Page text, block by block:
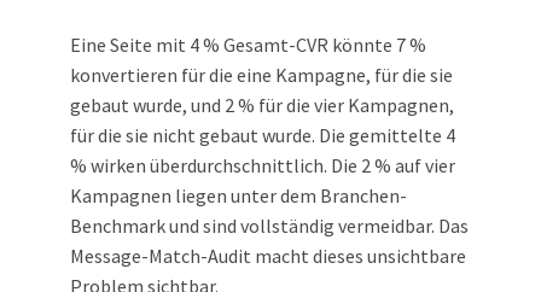
Eine Seite mit 4 % Gesamt-CVR könnte 7 %
konvertieren für die eine Kampagne, für die sie
gebaut wurde, und 2 % für die vier Kampagnen,
für die sie nicht gebaut wurde. Die gemittelte 4
% wirken überdurchschnittlich. Die 2 % auf vier
Kampagnen liegen unter dem Branchen-
Benchmark und sind vollständig vermeidbar. Das
Message-Match-Audit macht dieses unsichtbare
Problem sichtbar.